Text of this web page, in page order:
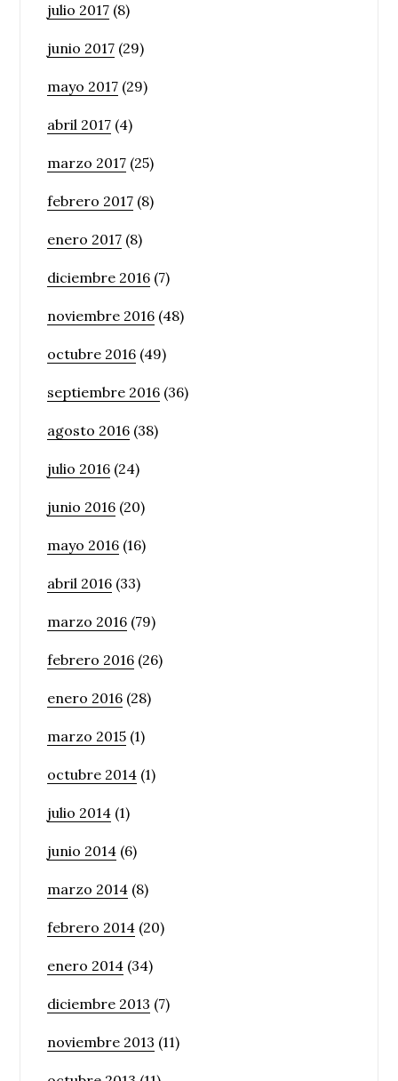
julio 2017 (8)
junio 2017 (29)
mayo 2017 (29)
abril 2017 (4)
marzo 2017 (25)
febrero 2017 (8)
enero 2017 (8)
diciembre 2016 (7)
noviembre 2016 (48)
octubre 2016 (49)
septiembre 2016 (36)
agosto 2016 (38)
julio 2016 (24)
junio 2016 (20)
mayo 2016 (16)
abril 2016 (33)
marzo 2016 (79)
febrero 2016 (26)
enero 2016 (28)
marzo 2015 (1)
octubre 2014 (1)
julio 2014 (1)
junio 2014 (6)
marzo 2014 (8)
febrero 2014 (20)
enero 2014 (34)
diciembre 2013 (7)
noviembre 2013 (11)